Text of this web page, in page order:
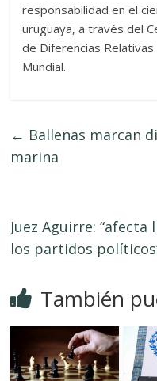
responsabilidad en el
uruguaya, a través del
de Diferencias
Mundial.
← Ballenas marcan
marina
Juez Aguirre:
los partidos
También